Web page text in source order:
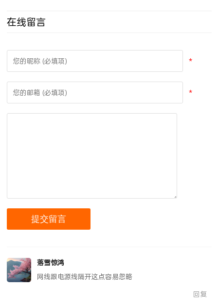
在线留言
*
*
落雪惊鸿
网线跟电源线隔开这点容易忽略
回复